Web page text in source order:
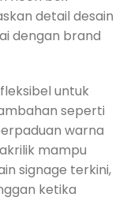
detail desain
dengan brand
untuk
seperti
warna
mampu
signage terkini,
ketika